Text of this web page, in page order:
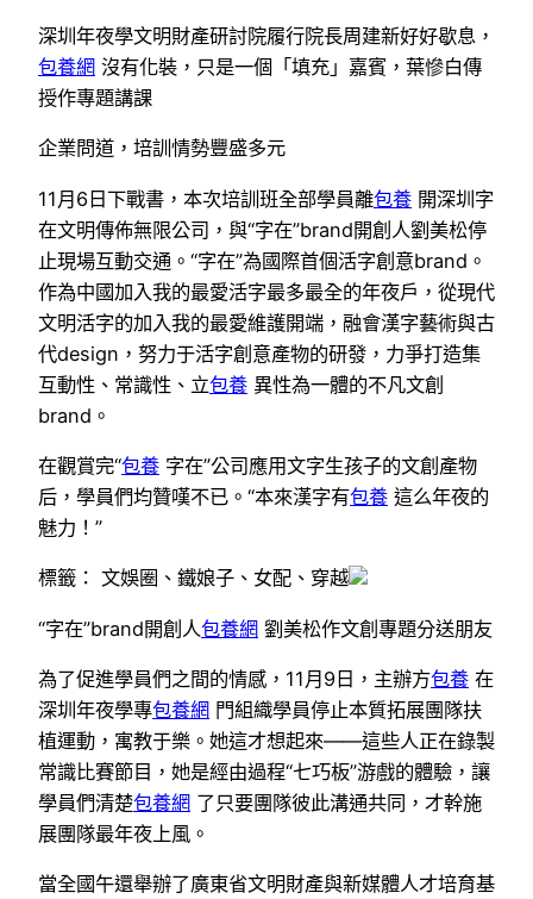
深圳年夜學文明財產研討院履行院長周建新好好歇息，
包養網 沒有化裝，只是一個「填充」嘉賓，葉慘白傳
授作專題講課
企業問道，培訓情勢豐盛多元
11月6日下戰書，本次培訓班全部學員離包養 開深圳字
在文明傳佈無限公司，與“字在”brand開創人劉美松停
止現場互動交通。“字在”為國際首個活字創意brand。
作為中國加入我的最愛活字最多最全的年夜戶，從現代
文明活字的加入我的最愛維護開端，融會漢字藝術與古
代design，努力于活字創意產物的研發，力爭打造集
互動性、常識性、立包養 異性為一體的不凡文創
brand。
在觀賞完“包養 字在”公司應用文字生孩子的文創產物
后，學員們均贊嘆不已。“本來漢字有包養 這么年夜的
魅力！”
標籤： 文娛圈、鐵娘子、女配、穿越
“字在”brand開創人包養網 劉美松作文創專題分送朋友
為了促進學員們之間的情感，11月9日，主辦方包養 在
深圳年夜學專包養網 門組織學員停止本質拓展團隊扶
植運動，寓教于樂。她這才想起來——這些人正在錄製
常識比賽節目，她是經由過程“七巧板”游戲的體驗，讓
學員們清楚包養網 了只要團隊彼此溝通共同，才幹施
展團隊最年夜上風。
當全國午還舉辦了廣東省文明財產與新媒體人才培育基